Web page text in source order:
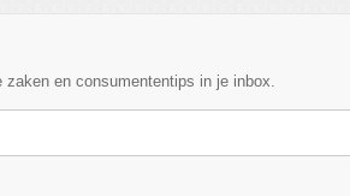
en consumententips in je inbox.